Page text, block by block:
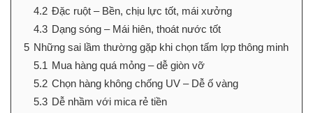
4.2 Đặc ruột – Bền, chịu lực tốt, mái xưởng
4.3 Dạng sóng – Mái hiên, thoát nước tốt
5 Những sai lầm thường gặp khi chọn tấm lợp thông minh
5.1 Mua hàng quá mỏng – dễ giòn vỡ
5.2 Chọn hàng không chống UV – Dễ ố vàng
5.3 Dễ nhầm với mica rẻ tiền